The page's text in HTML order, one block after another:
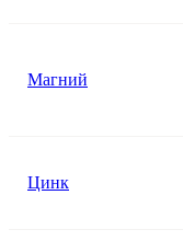
Магний
Цинк